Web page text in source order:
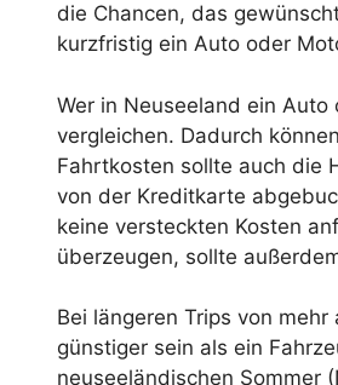
die Chancen, das
kurzfristig ein Auto oder
Wer in Neuseeland ein
vergleichen. Dadurch
Fahrtkosten sollte auch die
von der Kreditkarte
keine versteckten Kosten
überzeugen, sollte
Bei längeren Trips von
günstiger sein als ein
neuseeländischen Sommer